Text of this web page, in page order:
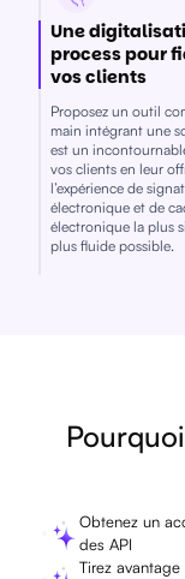
Une
process pour
vos clients
Proposez un outil
main intégrant une
est un
vos clients en leur
l’expérience de
électronique et de
électronique la plus
plus fluide possible.
Obtenez un
des API
Tirez